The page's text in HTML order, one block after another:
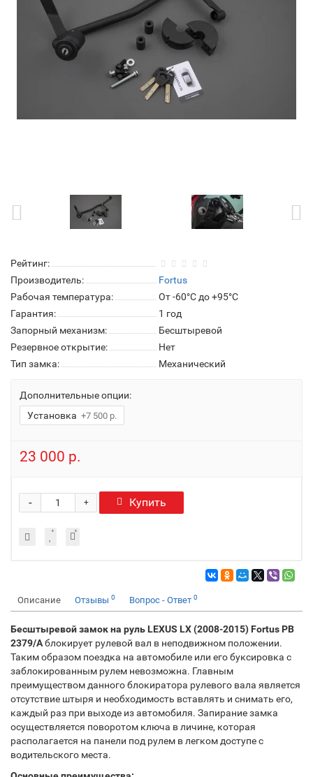
Рейтинг:
Производитель:
Fortus
Рабочая температура:
От -60°C до +95°C
Гарантия:
1 год
Запорный механизм:
Бесштыревой
Резервное открытие:
Нет
Тип замка:
Механический
Дополнительные опции:
Установка +7 500 р.
23 000 р.
+
- Купить
Описание Отзывы 0 Вопрос - Ответ 0
Бесштыревой замок на руль LEXUS LX (2008-2015) Fortus PB
2379/Aблокирует рулевой вал в неподвижном положении.
Таким образом поездка на автомобиле или его буксировка с
заблокированным рулем невозможна. Главным
преимуществом данного блокиратора рулевого вала является
отсутствие штыря и необходимость вставлять и снимать его,
каждый раз при выходе из автомобиля. Запирание замка
осуществляется поворотом ключа в личине, которая
располагается на панели под рулем в легком доступе с
водительского места.